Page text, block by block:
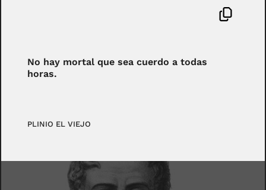
No hay mortal que sea cuerdo a todas
horas.
PLINIO EL VIEJO